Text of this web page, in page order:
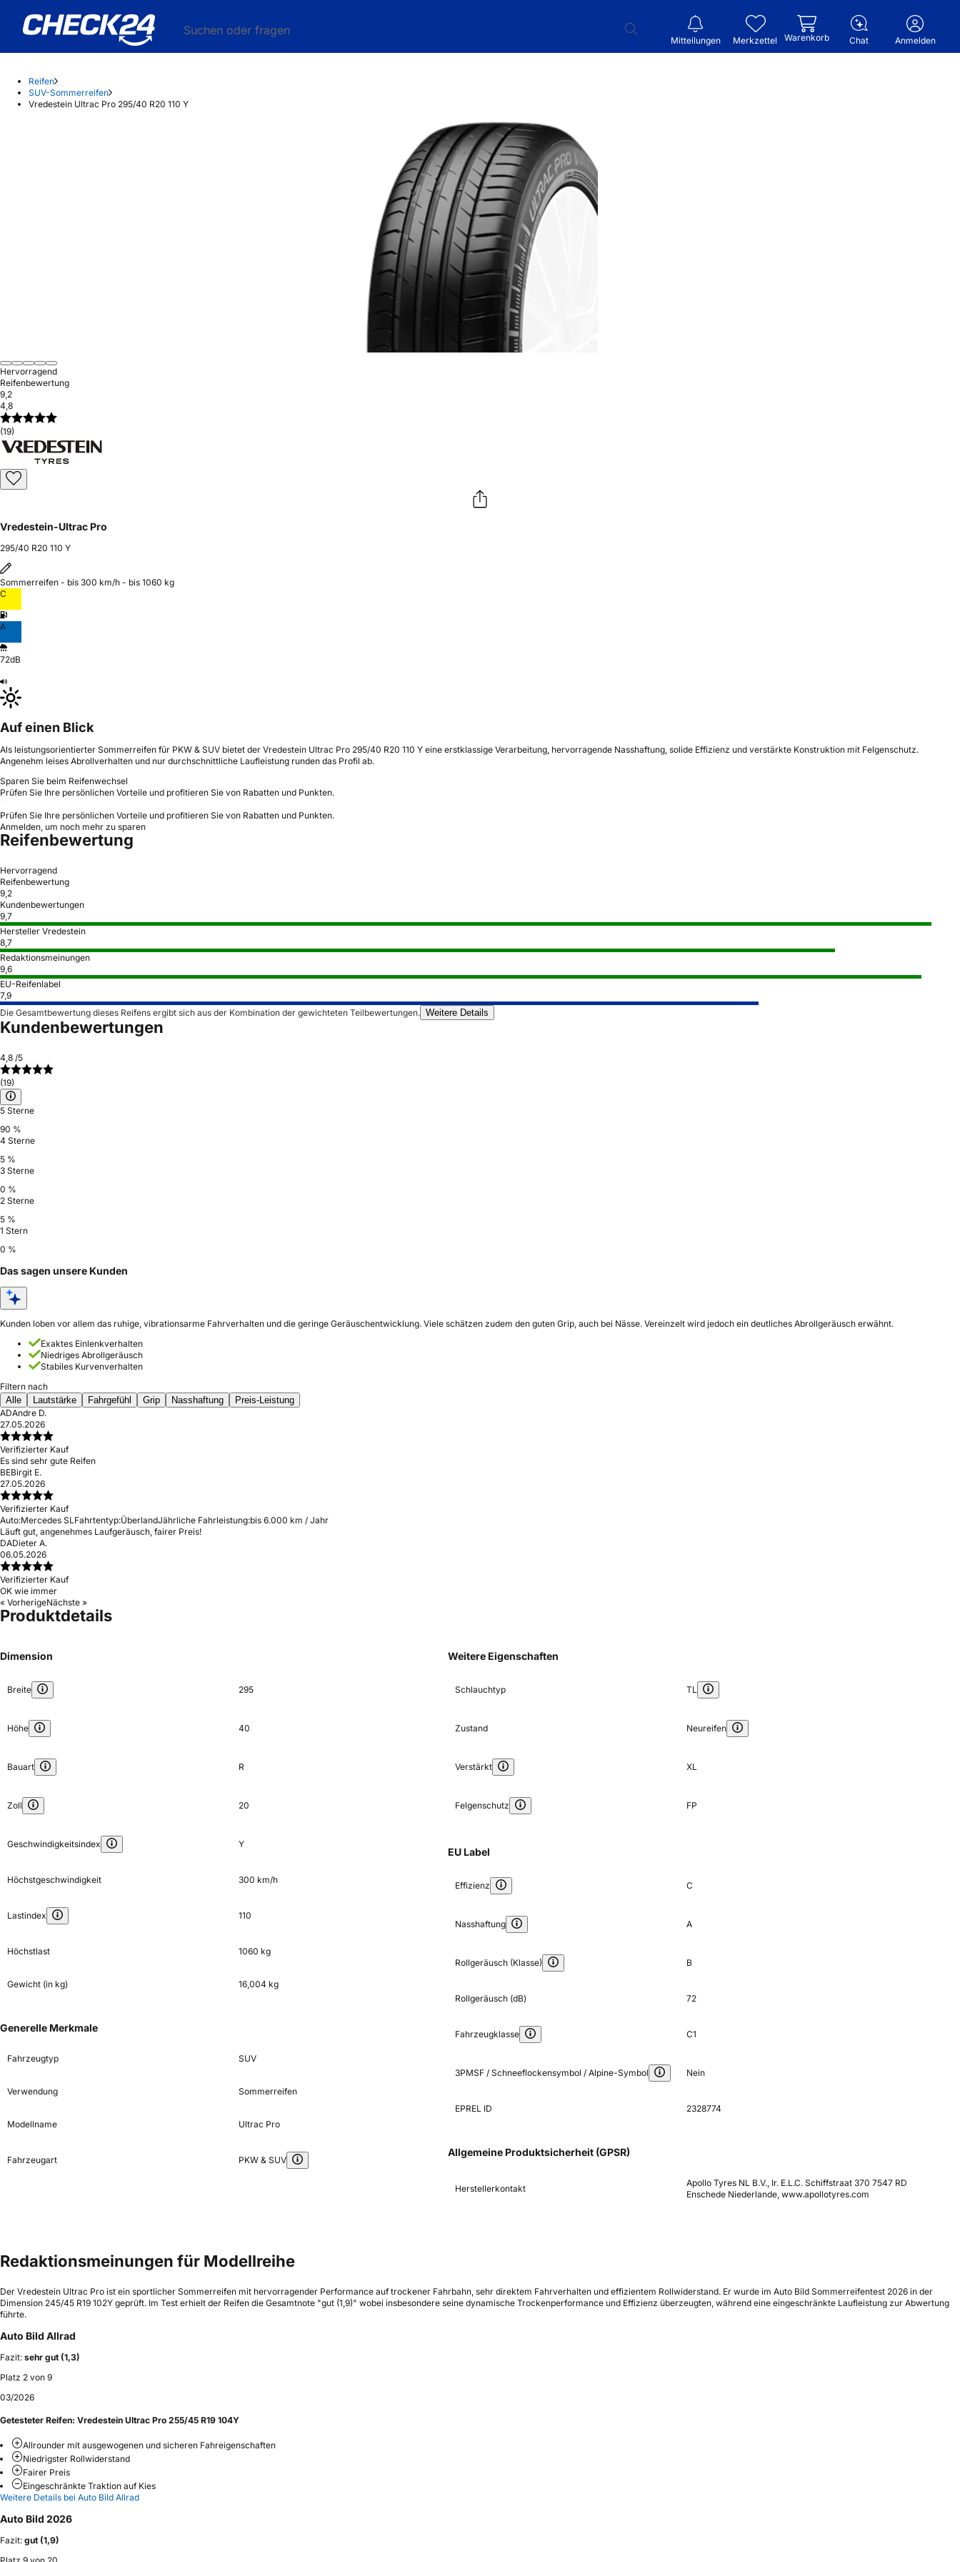
Suchen oder fragen
Mitteilungen Merkzettel Warenkorb Chat Anmelden
Reifen
SUV-Sommerreifen
Vredestein Ultrac Pro 295/40 R20 110 Y
Hervorragend
Reifenbewertung
9,2
4,8
(19)
Vredestein-Ultrac Pro
295/40 R20 110 Y
Sommerreifen - bis 300 km/h - bis 1060 kg
C
A
72dB
Auf einen Blick
Als leistungsorientierter Sommerreifen für PKW & SUV bietet der Vredestein Ultrac Pro 295/40 R20 110 Y eine erstklassige Verarbeitung, hervorragende Nasshaftung, solide Effizienz und verstärkte Konstruktion mit Felgenschutz.
Angenehm leises Abrollverhalten und nur durchschnittliche Laufleistung runden das Profil ab.
Sparen Sie beim Reifenwechsel
Prüfen Sie Ihre persönlichen Vorteile und profitieren Sie von Rabatten und Punkten.
Prüfen Sie Ihre persönlichen Vorteile und profitieren Sie von Rabatten und Punkten.
Anmelden, um noch mehr zu sparen
Reifenbewertung
Hervorragend
Reifenbewertung
9,2
Kundenbewertungen
9,7
Hersteller Vredestein
8,7
Redaktionsmeinungen
9,6
EU-Reifenlabel
7,9
Die Gesamtbewertung dieses Reifens ergibt sich aus der Kombination der gewichteten Teilbewertungen. Weitere Details
Kundenbewertungen
4,8 /5
(19)
5 Sterne
90 %
4 Sterne
5 %
3 Sterne
0 %
2 Sterne
5 %
1 Stern
0 %
Das sagen unsere Kunden
Kunden loben vor allem das ruhige, vibrationsarme Fahrverhalten und die geringe Geräuschentwicklung. Viele schätzen zudem den guten Grip, auch bei Nässe. Vereinzelt wird jedoch ein deutliches Abrollgeräusch erwähnt.
Exaktes Einlenkverhalten
Niedriges Abrollgeräusch
Stabiles Kurvenverhalten
Filtern nach
Alle
Lautstärke Fahrgefühl Grip Nasshaftung
Preis-Leistung
ADAndre D.
27.05.2026
Verifizierter Kauf
Es sind sehr gute Reifen
BEBirgit E.
27.05.2026
Verifizierter Kauf
Auto:Mercedes SLFahrtentyp:ÜberlandJährliche Fahrleistung:bis 6.000 km / Jahr
Läuft gut, angenehmes Laufgeräusch, fairer Preis!
DADieter A.
06.05.2026
Verifizierter Kauf
OK wie immer
« VorherigeNächste »
Produktdetails
Dimension
Breite 295
Höhe 40
Bauart R
Zoll 20
Geschwindigkeitsindex Y
Höchstgeschwindigkeit 300 km/h
Lastindex 110
Höchstlast 1060 kg
Gewicht (in kg) 16,004 kg
Generelle Merkmale
Fahrzeugtyp SUV
Verwendung Sommerreifen
Modellname Ultrac Pro
Fahrzeugart PKW & SUV
Weitere Eigenschaften
Schlauchtyp TL
Zustand Neureifen
Verstärkt XL
Felgenschutz FP
EU Label
Effizienz C
Nasshaftung A
Rollgeräusch (Klasse) B
Rollgeräusch (dB) 72
Fahrzeugklasse C1
3PMSF / Schneeflockensymbol / Alpine-Symbol Nein
EPREL ID 2328774
Allgemeine Produktsicherheit (GPSR)
Herstellerkontakt
Apollo Tyres NL B.V., Ir. E.L.C. Schiffstraat 370 7547 RD
Enschede Niederlande, www.apollotyres.com
Redaktionsmeinungen für Modellreihe
Der Vredestein Ultrac Pro ist ein sportlicher Sommerreifen mit hervorragender Performance auf trockener Fahrbahn, sehr direktem Fahrverhalten und effizientem Rollwiderstand. Er wurde im Auto Bild Sommerreifentest 2026 in der
Dimension 245/45 R19 102Y geprüft. Im Test erhielt der Reifen die Gesamtnote "gut (1,9)" wobei insbesondere seine dynamische Trockenperformance und Effizienz überzeugten, während eine eingeschränkte Laufleistung zur Abwertung
führte.
Auto Bild Allrad
Fazit: sehr gut (1,3)
Platz 2 von 9
03/2026
Getesteter Reifen: Vredestein Ultrac Pro 255/45 R19 104Y
Allrounder mit ausgewogenen und sicheren Fahreigenschaften
Niedrigster Rollwiderstand
Fairer Preis
Eingeschränkte Traktion auf Kies
Weitere Details bei Auto Bild Allrad
Auto Bild 2026
Fazit: gut (1,9)